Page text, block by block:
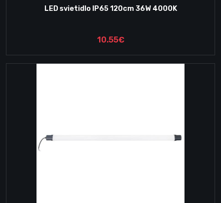
LED svietidlo IP65 120cm 36W 4000K
10.55€